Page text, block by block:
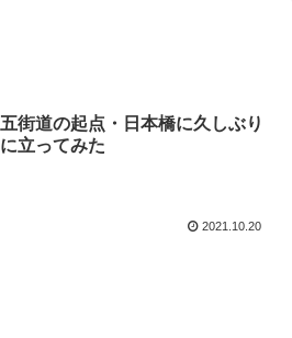
五街道の起点・日本橋に久しぶり
に立ってみた
2021.10.20